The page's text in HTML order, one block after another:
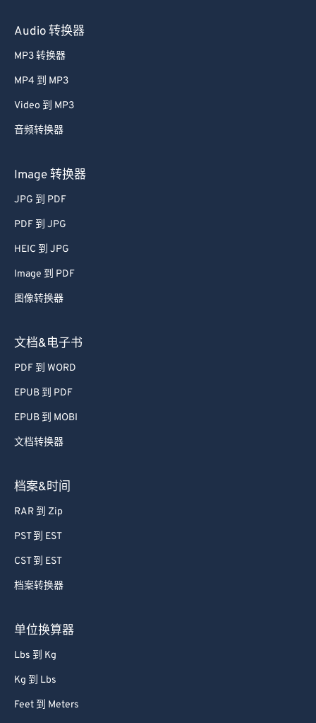
Audio 转换器
MP3 转换器
MP4 到 MP3
Video 到 MP3
音频转换器
Image 转换器
JPG 到 PDF
PDF 到 JPG
HEIC 到 JPG
Image 到 PDF
图像转换器
文档&电子书
PDF 到 WORD
EPUB 到 PDF
EPUB 到 MOBI
文档转换器
档案&时间
RAR 到 Zip
PST 到 EST
CST 到 EST
档案转换器
单位换算器
Lbs 到 Kg
Kg 到 Lbs
Feet 到 Meters